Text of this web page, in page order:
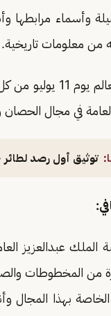
وأسماء مرابطها
من معلومات تاريخية.
ويحتفي
في مجال
توثيق أول رصد لطائر
الملك عبدالعزيز
من المخطوطات